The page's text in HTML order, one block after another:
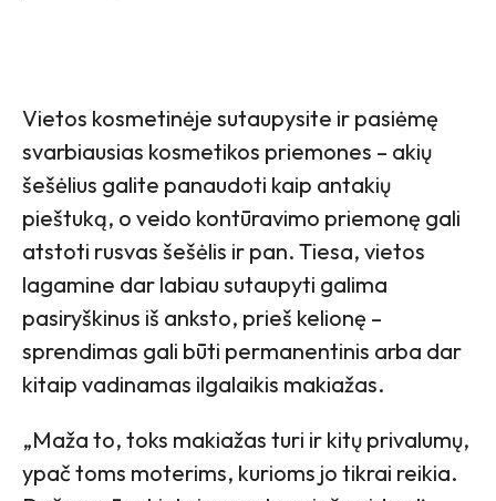
Vietos kosmetinėje sutaupysite ir pasiėmę
svarbiausias kosmetikos priemones – akių
šešėlius galite panaudoti kaip antakių
pieštuką, o veido kontūravimo priemonę gali
atstoti rusvas šešėlis ir pan. Tiesa, vietos
lagamine dar labiau sutaupyti galima
pasiryškinus iš anksto, prieš kelionę –
sprendimas gali būti permanentinis arba dar
kitaip vadinamas ilgalaikis makiažas.
„Maža to, toks makiažas turi ir kitų privalumų,
ypač toms moterims, kurioms jo tikrai reikia.